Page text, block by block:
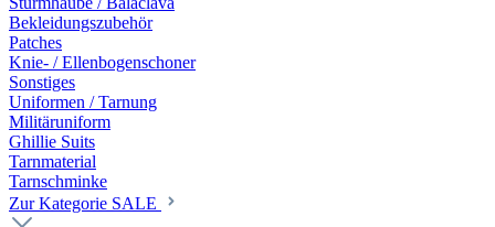
Bekleidungszubehör
Patches
Knie- / Ellenbogenschoner
Sonstiges
Uniformen / Tarnung
Militäruniform
Ghillie Suits
Tarnmaterial
Tarnschminke
Zur Kategorie SALE